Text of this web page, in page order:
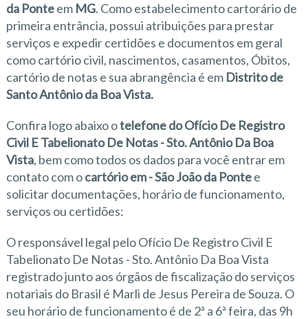
da Ponteem MG. Como estabelecimento cartorário de
primeira entrância, possui atribuições para prestar
serviços e expedir certidões e documentos em geral
como cartório civil, nascimentos, casamentos, Óbitos,
cartório de notas e sua abrangência é em Distrito de
Santo Antônio da Boa Vista.
Confira logo abaixo otelefone do Ofício De Registro
Civil E Tabelionato De Notas - Sto. Antônio Da Boa
Vista, bem como todos os dados para você entrar em
contato com ocartório em - São João da Pontee
solicitar documentações, horário de funcionamento,
serviços ou certidões:
O responsável legal pelo Ofício De Registro Civil E
Tabelionato De Notas - Sto. Antônio Da Boa Vista
registrado junto aos órgãos de fiscalização do serviços
notariais do Brasil é Marli de Jesus Pereira de Souza. O
seu horário de funcionamento é de 2ª a 6ª feira, das 9h